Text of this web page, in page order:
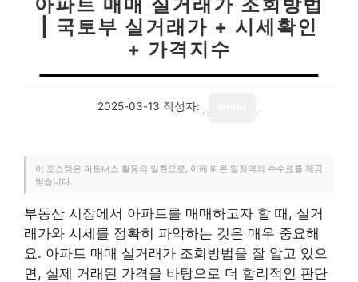
| 국토부 실거래가 + 시세확인
+ 가격지수
2025-03-13 작성자:
이 포스팅은 파트너스 활동의 일환으로, 이에 따른 일정액의 수수료를 제공
받습니다.
부동산 시장에서 아파트를 매매하고자 할 때, 실거
래가와 시세를 정확히 파악하는 것은 매우 중요해
요. 아파트 매매 실거래가 조회방법을 잘 알고 있으
면, 실제 거래된 가격을 바탕으로 더 합리적인 판단